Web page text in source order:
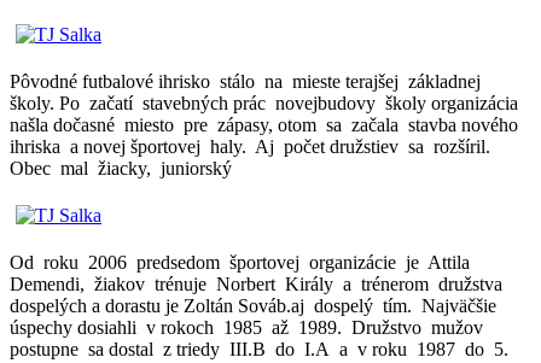
Pôvodné futbalové ihrisko stálo na mieste terajšej základnej
školy. Po začatí stavebných prác novejbudovy školy organizácia
našla dočasné miesto pre zápasy, otom sa začala stavba nového
ihriska a novej športovej haly. Aj počet družstiev sa rozšíril.
Obec mal žiacky, juniorský
Od roku 2006 predsedom športovej organizácie je Attila
Demendi, žiakov trénuje Norbert Király a trénerom družstva
dospelých a dorastu je Zoltán Sováb.aj dospelý tím. Najväčšie
úspechy dosiahli v rokoch 1985 až 1989. Družstvo mužov
postupne sa dostal z triedy III.B do I.A a v roku 1987 do 5.